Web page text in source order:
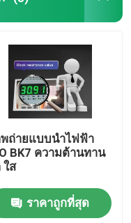
ถ่ายแบบนําไฟฟ้า
BK7 ความต้านทาน
ใส
ราคาถูกที่สุด